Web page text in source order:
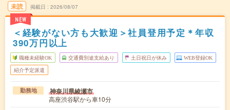
未読
NEW
掲載日 2026/08/07
＜経験がない方も大歓迎＞社員登用予定＊年収
390万円以上
職種未経験OK 交通費別途支給あり 土日祝日が休み WEB登録OK
紹介予定派遣
勤務地 神奈川県綾瀬市
高座渋谷駅から車10分